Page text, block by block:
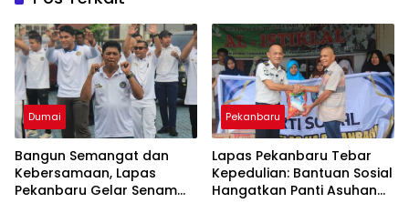
Dumai
Bangun Semangat dan
Kebersamaan, Lapas
Pekanbaru Gelar Senam
Pekanbaru
Lapas Pekanbaru Tebar
Kepedulian: Bantuan Sosial
Hangatkan Panti Asuhan